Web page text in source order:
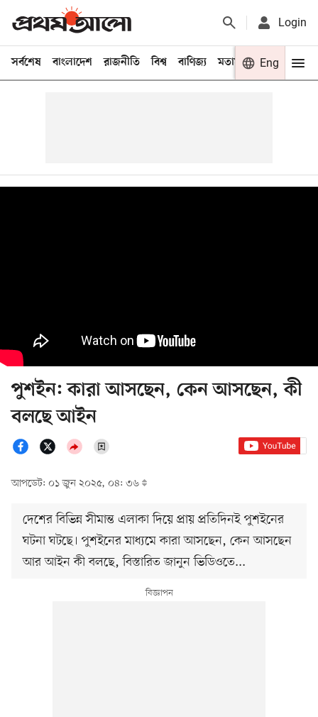
Login
সর্বশেষ বাংলাদেশ রাজনীতি বিশ্ব বাণিজ্য মতামত খেলা
Eng
পুশইন: কারা আসছেন, কেন আসছেন, কী
বলছে আইন
আপডেট: ০১ জুন ২০২৫, ০৪: ৩৬
দেশের বিভিন্ন সীমান্ত এলাকা দিয়ে প্রায় প্রতিদিনই পুশইনের
ঘটনা ঘটছে। পুশইনের মাধ্যমে কারা আসছেন, কেন আসছেন
আর আইন কী বলছে, বিস্তারিত জানুন ভিডিওতে...